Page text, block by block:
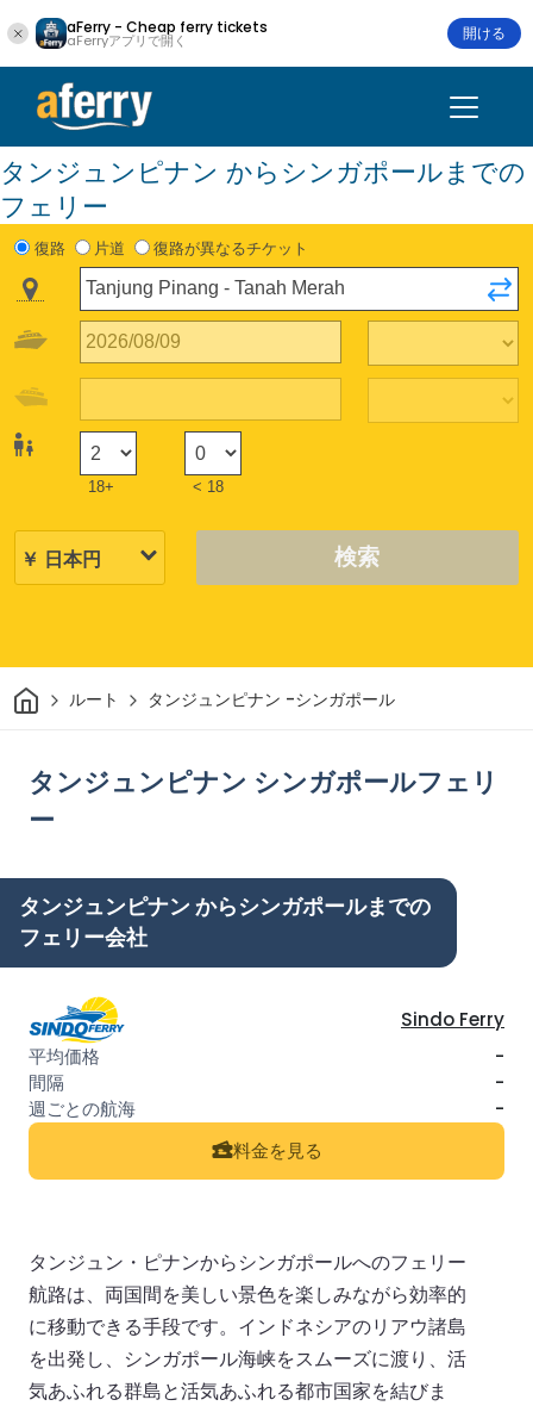
aFerry - Cheap ferry tickets
aFerryアプリで開く 開ける
タンジュンピナン からシンガポールまでの
フェリー
復路 片道 復路が異なるチケット
18+ < 18
検索
家 ルート タンジュンピナン -シンガポール
タンジュンピナン シンガポールフェリ
ー
タンジュンピナン からシンガポールまでの
フェリー会社
Sindo Ferry
-
-
-
料金を見る
タンジュン・ピナンからシンガポールへのフェリー
航路は、両国間を美しい景色を楽しみながら効率的
に移動できる手段です。インドネシアのリアウ諸島
を出発し、シンガポール海峡をスムーズに渡り、活
気あふれる群島と活気あふれる都市国家を結びま